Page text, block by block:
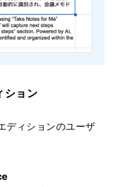
ション
ディションのユーザ